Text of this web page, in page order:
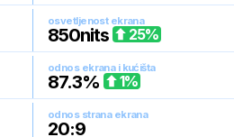
osvetljenost ekrana
850nits 25%
odnos ekrana i kućišta
87.3% 1%
odnos strana ekrana
20:9